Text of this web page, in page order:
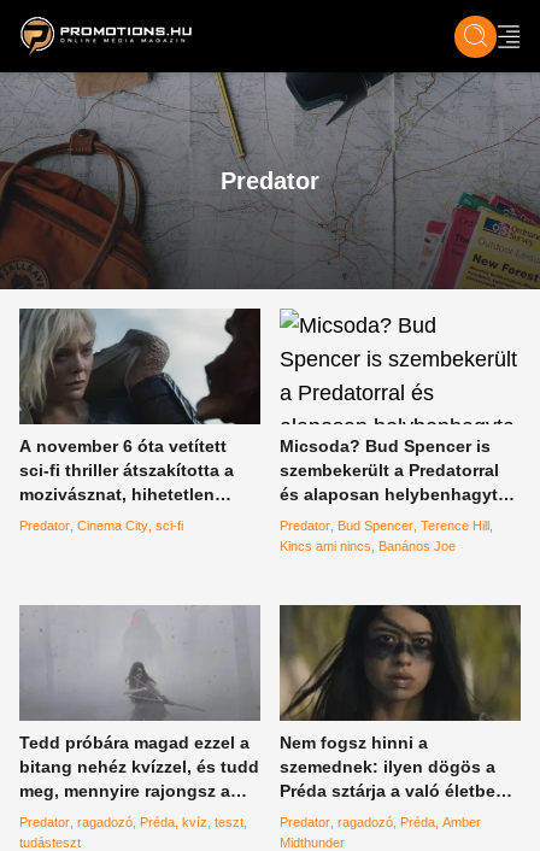
ZENE, FILM & KULT ÉLET TECH &
Predator
A november 6 óta vetített
sci-fi thriller átszakította a
mozivásznat, hihetetlen
folytatással rukkolt elő a
Predator Cinema City sci-fi
Micsoda? Bud Spencer is
szembekerült a Predatorral
és alaposan helybenhagyta,
aztán Banános Joe-ként is
megleckéztette
Predator Bud Spencer Terence Hill
Kincs ami nincs
Banános Joe
Tedd próbára magad ezzel a
bitang nehéz kvízzel, és tudd
meg, mennyire rajongsz a
Préda című filmért!
Predator ragadozó Préda kvíz teszt
tudásteszt
Nem fogsz hinni a
szemednek: ilyen dögös a
Préda sztárja a való életben,
amikor éppenséggel nincs
rajta Predator vér
Predator ragadozó Préda Amber
Midthunder